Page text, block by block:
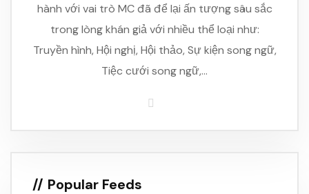
hành với vai trò MC đã để lại ấn tượng sâu sắc
trong lòng khán giả với nhiều thể loại như:
Truyền hình, Hội nghị, Hội thảo, Sự kiện song ngữ,
Tiệc cưới song ngữ,…
Popular Feeds